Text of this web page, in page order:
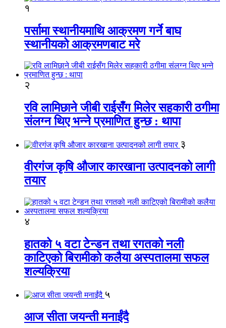
१
पर्सामा स्थानीयमाथि आक्रमण गर्ने बाघ
स्थानीयको आक्रमणबाट मरे
२
रवि लामिछाने जीबी राईसँग मिलेर सहकारी ठगीमा
संलग्न थिए भन्ने प्रमाणित हुन्छ : थापा
३
वीरगंज कृषि औजार कारखाना उत्पादनको लागी
तयार
४
हातको ५ वटा टेन्डन तथा रगतको नली
काटिएको बिरामीको कलैया अस्पतालमा सफल
शल्यक्रिया
५
आज सीता जयन्ती मनाईंदै